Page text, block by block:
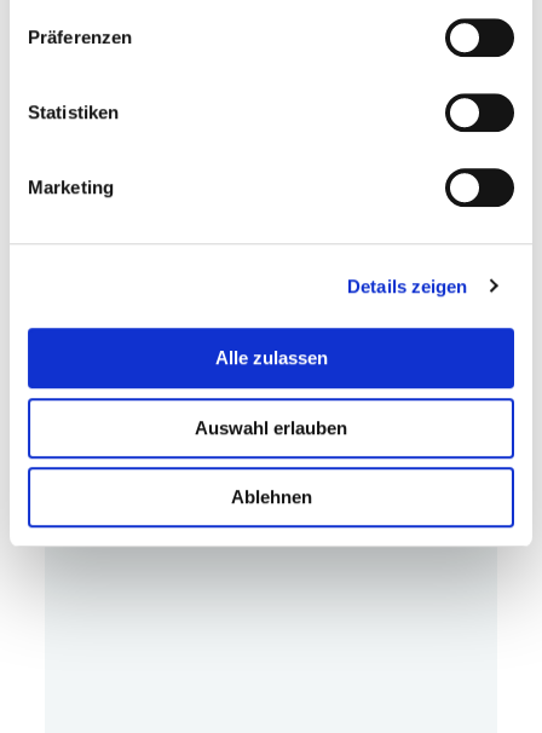
Präferenzen
Statistiken
Marketing
Details zeigen
Alle zulassen
Auswahl erlauben
Ablehnen